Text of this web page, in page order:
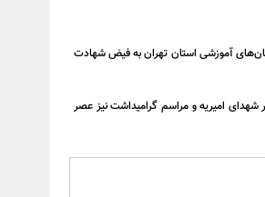
آموزشی استان تهران به فیض شهادت
امام حسین علیه السلام شهریار به سمت گلزار شهدای امیریه و مراسم گرامیداشت نیز عصر